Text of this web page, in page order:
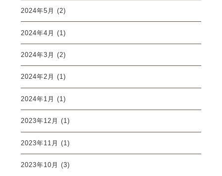
2024年5月 (2)
2024年4月 (1)
2024年3月 (2)
2024年2月 (1)
2024年1月 (1)
2023年12月 (1)
2023年11月 (1)
2023年10月 (3)